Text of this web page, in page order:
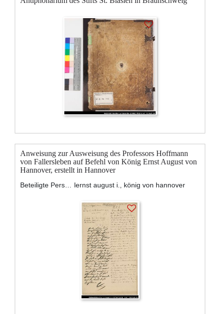
Anweisung zur Ausweisung des Professors Hoffmann
von Fallersleben auf Befehl von König Ernst August von
Hannover, erstellt in Hannover
lernst august i., könig von hannover